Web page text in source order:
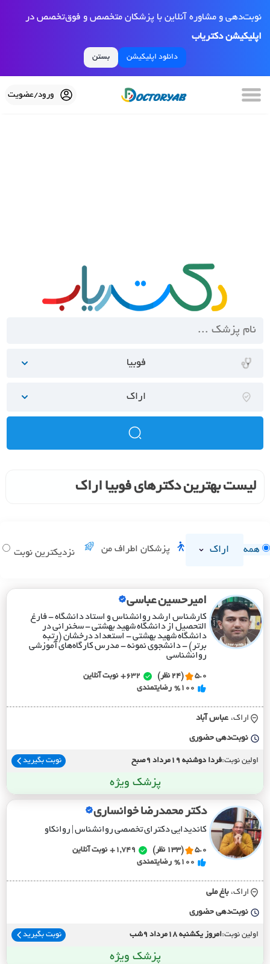
نوبت‌دهی و مشاوره آنلاین با پزشکان متخصص و فوق‌تخصص در
اپلیکیشن دکتریاب
دانلود اپلیکیشن بستن
ورود/عضویت
فوبیا
اراک
لیست بهترین دکترهای فوبیا اراک
همه اراک پزشکان اطراف من نزدیکترین نوبت
امیرحسین عباسی
کارشناس ارشد روانشناس و استاد دانشگاه - فارغ
التحصیل از دانشگاه شهید بهشتی - سخنرانی در
دانشگاه شهید بهشتی - استعداد درخشان (رتبه
برتر) - دانشجوی نمونه - مدرس کارگاه‌های آموزشی
روانشناسی
5.0 (24 نظر) 632+
نوبت آنلاین
%100 رضایتمندی
اراک، عباس آباد
نوبت‌دهی حضوری
اولین نوبت:فردا دوشنبه 19مرداد 9صبح نوبت بگیرید
پزشک ویژه
دکتر محمدرضا خوانساری
کاندیدایی دکترای تخصصی روانشناس | روانکاو
5.0 (133 نظر) 1,749+
نوبت آنلاین
%100 رضایتمندی
اراک، باغ ملي
نوبت‌دهی حضوری
اولین نوبت:امروز یکشنبه 18مرداد 9شب نوبت بگیرید
پزشک ویژه